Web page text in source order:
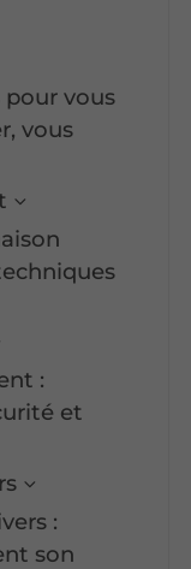
pour vous
vous
:
et
:
son